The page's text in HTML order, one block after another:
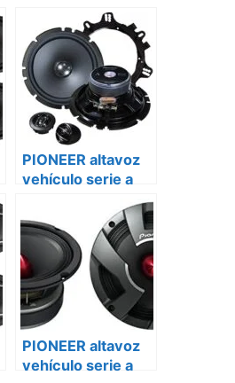
PIONEER altavoz
vehículo serie a
Volkswagen
PIONEER altavoz
vehículo serie a